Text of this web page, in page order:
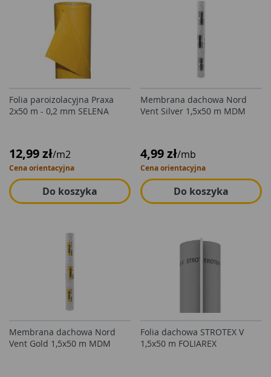
Folia paroizolacyjna Praxa
2x50 m - 0,2 mm SELENA
12,99 zł/m2
Cena orientacyjna
Do koszyka
Membrana dachowa Nord
Vent Silver 1,5x50 m MDM
4,99 zł/mb
Cena orientacyjna
Do koszyka
Membrana dachowa Nord
Vent Gold 1,5x50 m MDM
Folia dachowa STROTEX V
1,5x50 m FOLIAREX